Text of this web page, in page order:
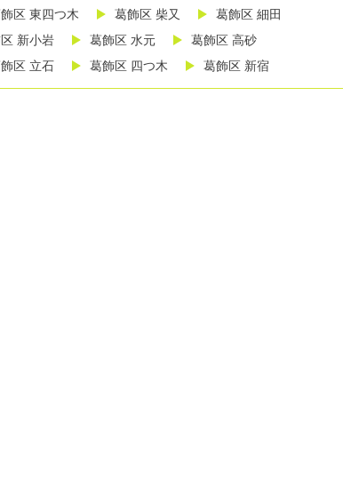
区 東四つ木 葛飾区 柴又
葛飾区 細田
新小岩 葛飾区 水元
葛飾区 高砂
区 立石 葛飾区 四つ木 葛飾区 新宿